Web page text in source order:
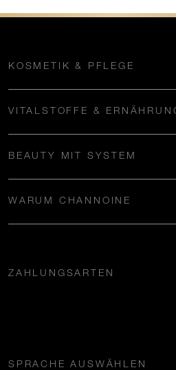
KOSMETIK & PFLEGE
VITALSTOFFE &
BEAUTY MIT SYSTEM
WARUM CHANNOINE
ZAHLUNGSARTEN
SPRACHE AUSWÄHLEN